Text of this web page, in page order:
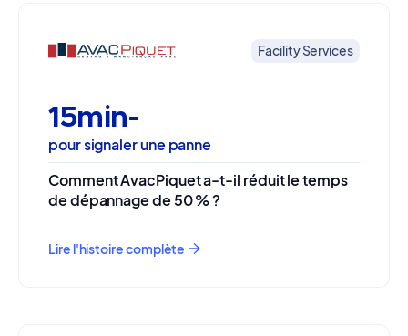
Facility Services
15min-
pour signaler une panne
Comment AvacPiquet a-t-il réduit le temps
de dépannage de 50 % ?
Lire l'histoire complète